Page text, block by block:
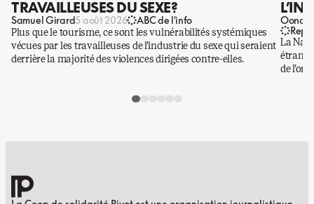
TRAVAILLEUSES DU SEXE?
Samuel Girard5 août 2026 ABC de l'info
Plus que le tourisme, ce sont les vulnérabilités systémiques
vécues par les travailleuses de l’industrie du sexe qui seraient
derrière la majorité des violences dirigées contre-elles.
Oona
La
de l’or.